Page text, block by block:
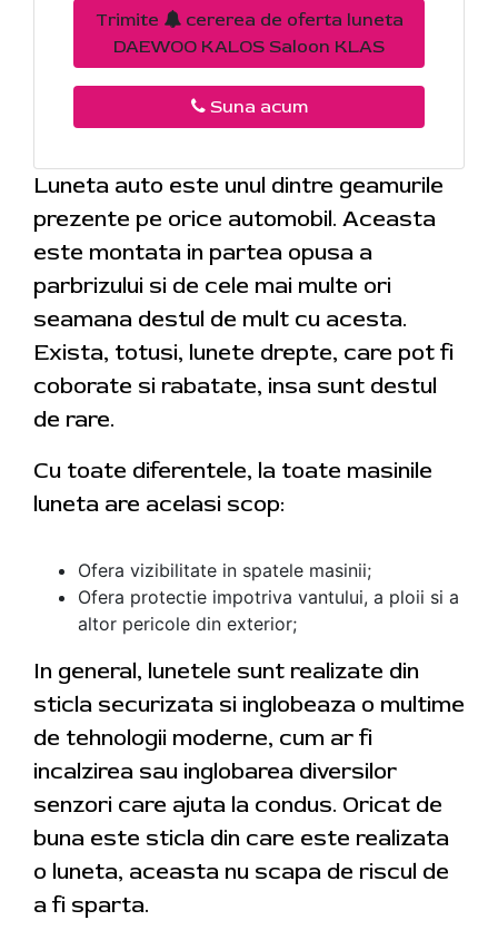
Trimite
cererea de oferta luneta
DAEWOO KALOS Saloon KLAS
Suna acum
Luneta auto este unul dintre geamurile
prezente pe orice automobil. Aceasta
este montata in partea opusa a
parbrizului si de cele mai multe ori
seamana destul de mult cu acesta.
Exista, totusi, lunete drepte, care pot fi
coborate si rabatate, insa sunt destul
de rare.
Cu toate diferentele, la toate masinile
luneta are acelasi scop:
Ofera vizibilitate in spatele masinii;
Ofera protectie impotriva vantului, a ploii si a
altor pericole din exterior;
In general, lunetele sunt realizate din
sticla securizata si inglobeaza o multime
de tehnologii moderne, cum ar fi
incalzirea sau inglobarea diversilor
senzori care ajuta la condus. Oricat de
buna este sticla din care este realizata
o luneta, aceasta nu scapa de riscul de
a fi sparta.